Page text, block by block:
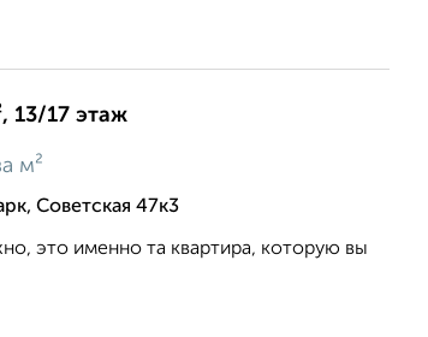
13/17 этаж
м²
Советская 47к3
это именно та квартира, которую вы